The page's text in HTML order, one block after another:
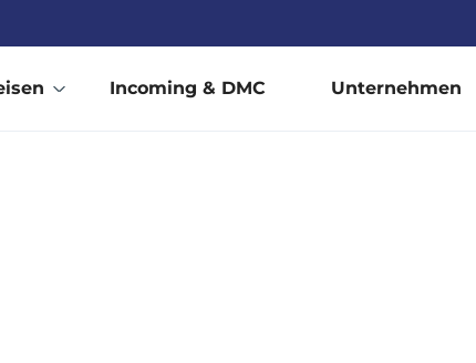
Incoming & DMC Unternehmen